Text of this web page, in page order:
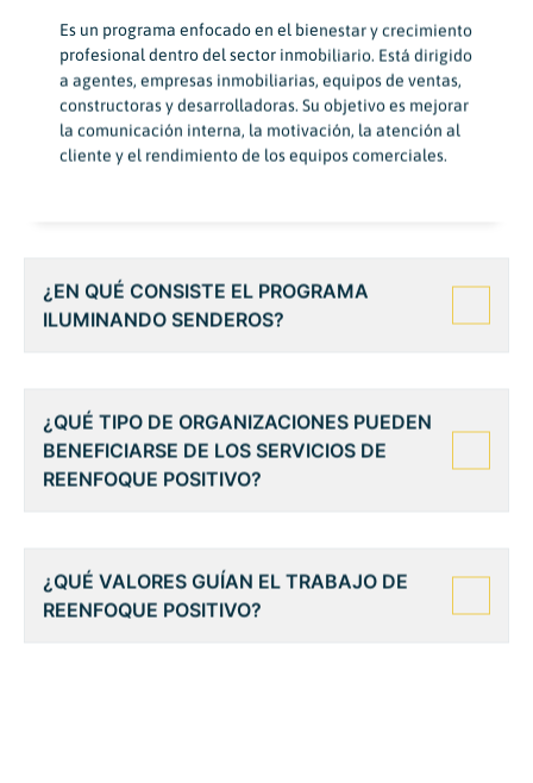
Es un programa enfocado en el bienestar y crecimiento
profesional dentro del sector inmobiliario. Está dirigido
a agentes, empresas inmobiliarias, equipos de ventas,
constructoras y desarrolladoras. Su objetivo es mejorar
la comunicación interna, la motivación, la atención al
cliente y el rendimiento de los equipos comerciales.
¿EN QUÉ CONSISTE EL PROGRAMA
ILUMINANDO SENDEROS?
¿QUÉ TIPO DE ORGANIZACIONES PUEDEN
BENEFICIARSE DE LOS SERVICIOS DE
REENFOQUE POSITIVO?
¿QUÉ VALORES GUÍAN EL TRABAJO DE
REENFOQUE POSITIVO?